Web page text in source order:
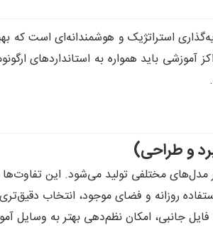
استراتژیک و هوشمندانه‌ای است که
آموزشی باید همواره به استانداردهای
و طراحی)
مدل‌های مختلفی تولید می‌شود. این
روزانه و فضای موجود، انتخاب
جانبی، امکان نظم‌دهی بهتر به وسایل